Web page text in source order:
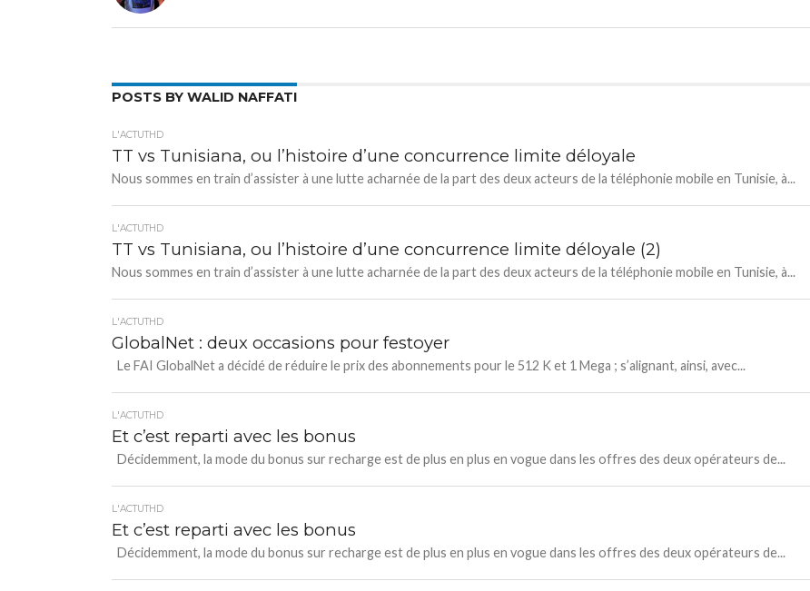
POSTS BY WALID NAFFATI
L'ACTUTHD
TT vs Tunisiana, ou l’histoire d’une concurrence limite déloyale
Nous sommes en train d’assister à une lutte acharnée de la part des deux acteurs de la téléphonie mobile en Tunisie, à...
L'ACTUTHD
TT vs Tunisiana, ou l’histoire d’une concurrence limite déloyale (2)
Nous sommes en train d’assister à une lutte acharnée de la part des deux acteurs de la téléphonie mobile en Tunisie, à...
L'ACTUTHD
GlobalNet : deux occasions pour festoyer
Le FAI GlobalNet a décidé de réduire le prix des abonnements pour le 512 K et 1 Mega ; s’alignant, ainsi, avec...
L'ACTUTHD
Et c’est reparti avec les bonus
Décidemment, la mode du bonus sur recharge est de plus en plus en vogue dans les offres des deux opérateurs de...
L'ACTUTHD
Et c’est reparti avec les bonus
Décidemment, la mode du bonus sur recharge est de plus en plus en vogue dans les offres des deux opérateurs de...